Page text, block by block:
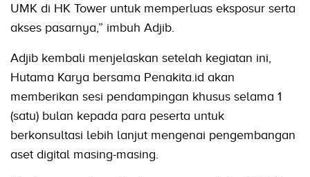
UMK di HK Tower untuk memperluas eksposur serta
akses pasarnya,” imbuh Adjib.
Adjib kembali menjelaskan setelah kegiatan ini,
Hutama Karya bersama Penakita.id akan
memberikan sesi pendampingan khusus selama 1
(satu) bulan kepada para peserta untuk
berkonsultasi lebih lanjut mengenai pengembangan
aset digital masing-masing.